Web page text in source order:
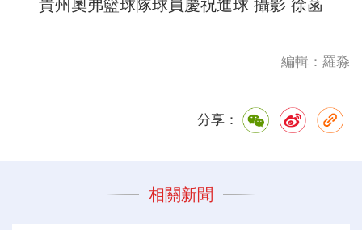
貴州奧弗籃球隊球員慶祝進球 攝影 徐菡
編輯：羅淼
分享：
相關新聞